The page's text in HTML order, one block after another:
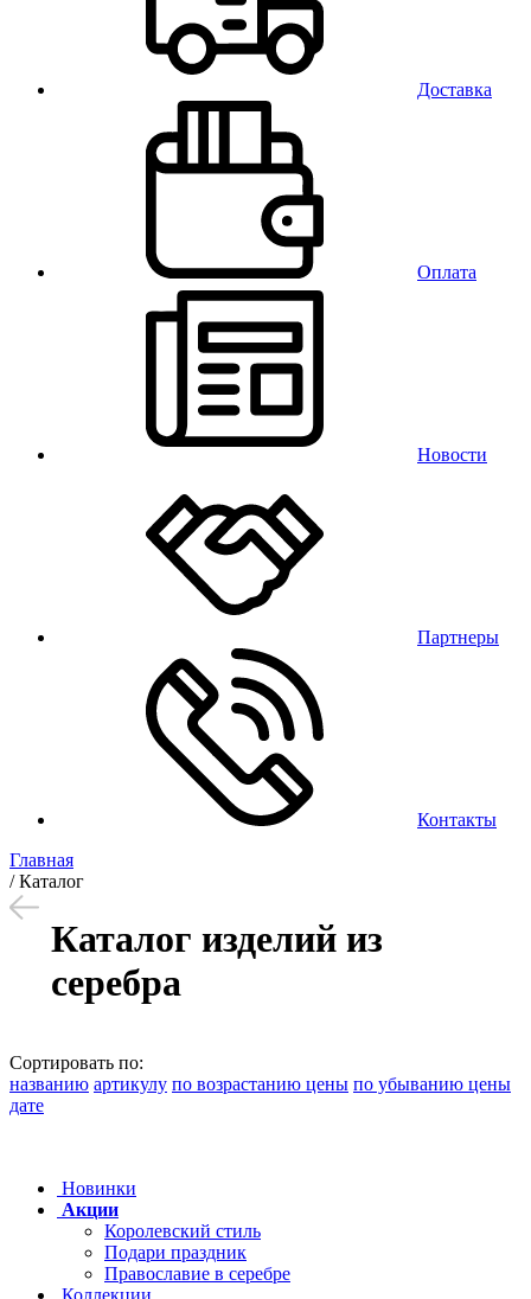
Доставка
Оплата
Новости
Партнеры
Контакты
Главная
/Каталог
Каталог изделий из
серебра
Сортировать по:
названию артикулу по возрастанию цены по убыванию цены
дате
Новинки
Акции
Королевский стиль
Подари праздник
Православие в серебре
Коллекции